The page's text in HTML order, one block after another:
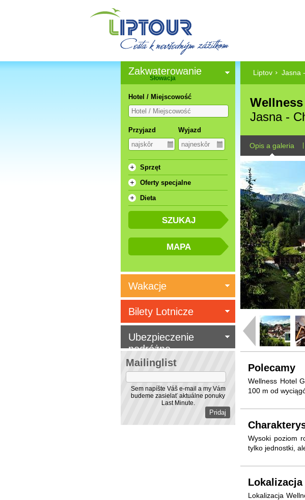
Liptov Jasna
Jasna -
Opis a galeria
Polecamy
Wellness Hotel
100 m od
Wysoki poziom
tylko jednostki,
Lokalizacja
Lokalizacja
Zakwaterowanie
Słowacja
Hotel / Miejscowość
Przyjazd Wyjazd
Sprzęt
Oferty specjalne
Dieta
Wakacje
Mailinglist
Sem napíšte Váš e-mail a my Vám
budeme zasielať aktuálne ponuky
Last Minute.
Bilety Lotnicze
Ubezpieczenie
podróżne